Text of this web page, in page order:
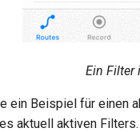
Ein Filter
ein Beispiel für einen
aktuell aktiven